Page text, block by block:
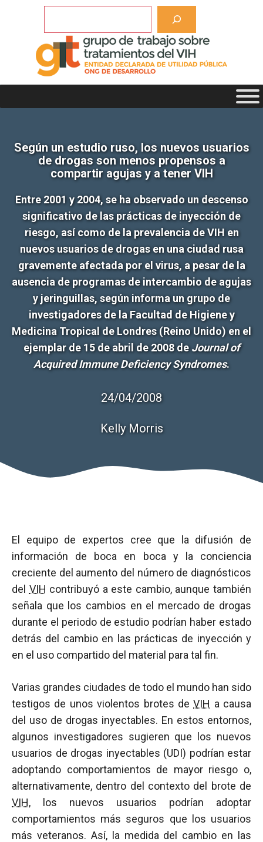
Según un estudio ruso, los nuevos usuarios
de drogas son menos propensos a
compartir agujas y a tener VIH
Entre 2001 y 2004, se ha observado un descenso
significativo de las prácticas de inyección de
riesgo, así como de la prevalencia de VIH en
nuevos usuarios de drogas en una ciudad rusa
gravemente afectada por el virus, a pesar de la
ausencia de programas de intercambio de agujas
y jeringuillas, según informa un grupo de
investigadores de la Facultad de Higiene y
Medicina Tropical de Londres (Reino Unido) en el
ejemplar de 15 de abril de 2008 deJournal of
Acquired Immune Deficiency Syndromes.
24/04/2008
Kelly Morris
El equipo de expertos cree que la difusión de
información de boca en boca y la conciencia
creciente del aumento del número de diagnósticos
del VIH contribuyó a este cambio, aunque también
señala que los cambios en el mercado de drogas
durante el periodo de estudio podrían haber estado
detrás del cambio en las prácticas de inyección y
en el uso compartido del material para tal fin.
Varias grandes ciudades de todo el mundo han sido
testigos de unos violentos brotes deVIH a causa
del uso de drogas inyectables. En estos entornos,
algunos investigadores sugieren que los nuevos
usuarios de drogas inyectables (UDI) podrían estar
adoptando comportamientos de mayor riesgo o,
alternativamente, dentro del contexto del brote de
VIH, los nuevos usuarios podrían adoptar
comportamientos más seguros que los usuarios
más veteranos. Así, la medida del cambio en las